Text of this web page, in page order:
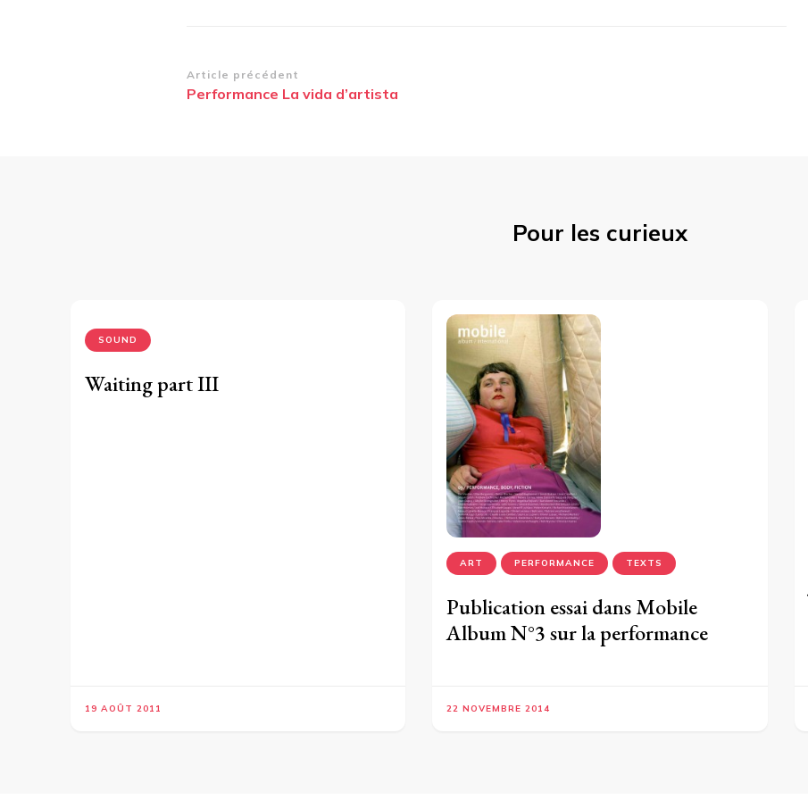
Navigation
d’article
Article précédent
Performance La vida d’artista
Pour les curieux
SOUND
Waiting part III
19 AOÛT 2011
ART PERFORMANCE TEXTS
Publication essai dans Mobile
Album N°3 sur la performance
22 NOVEMBRE 2014